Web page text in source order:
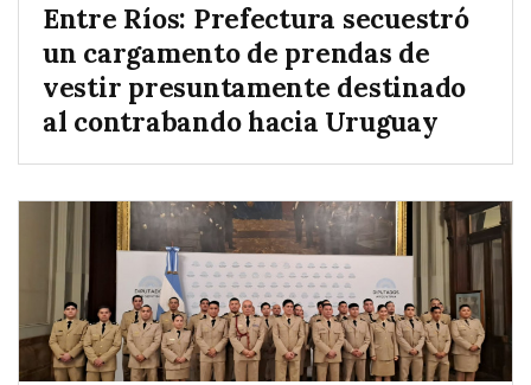
Entre Ríos: Prefectura secuestró
un cargamento de prendas de
vestir presuntamente destinado
al contrabando hacia Uruguay